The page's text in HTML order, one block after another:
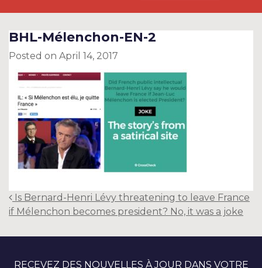
BHL-Mélenchon-EN-2
Posted on April 14, 2017
Post
navigation
Is Bernard-Henri Lévy threatening to leave France
if Mélenchon becomes president? No, it was a joke
RECEVEZ DES NOUVELLES À JOUR DANS VOTRE